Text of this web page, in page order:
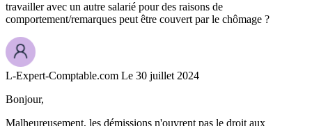
travailler avec un autre salarié pour des raisons de
comportement/remarques peut être couvert par le chômage ?
L-Expert-Comptable.com Le 30 juillet 2024
Bonjour,
Malheureusement, les démissions n'ouvrent pas le droit aux